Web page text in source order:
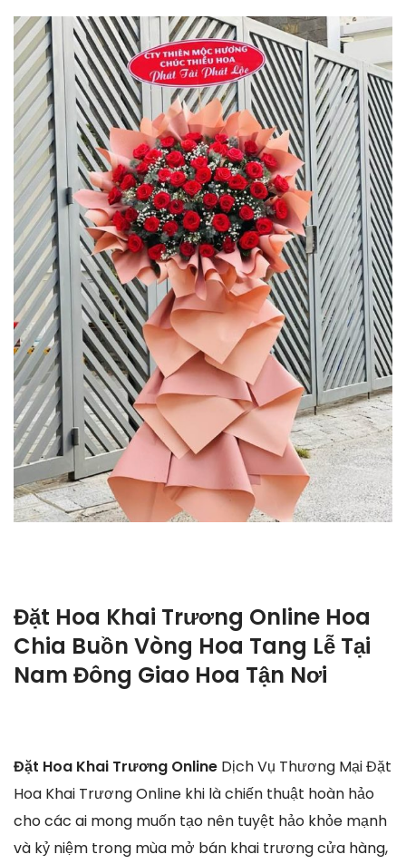
Đặt Hoa Khai Trương Online Hoa
Chia Buồn Vòng Hoa Tang Lễ Tại
Nam Đông Giao Hoa Tận Nơi
Đặt Hoa Khai Trương Online Dịch Vụ Thương Mại Đặt
Hoa Khai Trương Online khi là chiến thuật hoàn hảo
cho các ai mong muốn tạo nên tuyệt hảo khỏe mạnh
và kỷ niệm trong mùa mở bán khai trương cửa hàng,